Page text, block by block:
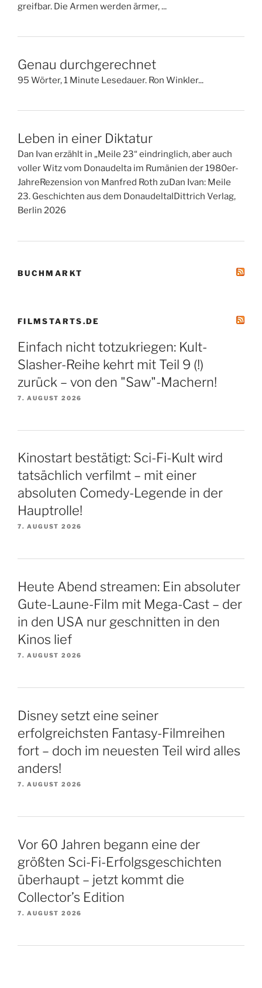
greifbar. Die Armen werden ärmer, ...
Genau durchgerechnet
95 Wörter, 1 Minute Lesedauer. Ron Winkler...
Leben in einer Diktatur
Dan Ivan erzählt in „Meile 23“ eindringlich, aber auch
voller Witz vom Donaudelta im Rumänien der 1980er-
JahreRezension von Manfred Roth zuDan Ivan: Meile
23. Geschichten aus dem DonaudeltalDittrich Verlag,
Berlin 2026
BUCHMARKT
FILMSTARTS.DE
Einfach nicht totzukriegen: Kult-
Slasher-Reihe kehrt mit Teil 9 (!)
zurück – von den "Saw"-Machern!
7. AUGUST 2026
Kinostart bestätigt: Sci-Fi-Kult wird
tatsächlich verfilmt – mit einer
absoluten Comedy-Legende in der
Hauptrolle!
7. AUGUST 2026
Heute Abend streamen: Ein absoluter
Gute-Laune-Film mit Mega-Cast – der
in den USA nur geschnitten in den
Kinos lief
7. AUGUST 2026
Disney setzt eine seiner
erfolgreichsten Fantasy-Filmreihen
fort – doch im neuesten Teil wird alles
anders!
7. AUGUST 2026
Vor 60 Jahren begann eine der
größten Sci-Fi-Erfolgsgeschichten
überhaupt – jetzt kommt die
Collector’s Edition
7. AUGUST 2026